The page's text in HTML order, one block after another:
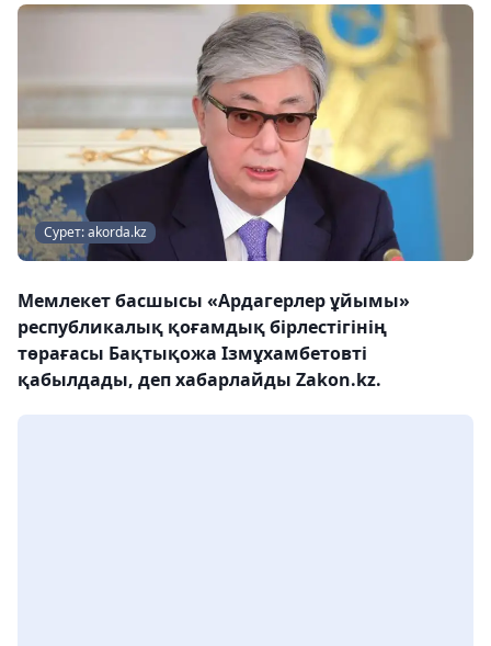
Сурет: akorda.kz
Мемлекет басшысы «Ардагерлер ұйымы»
республикалық қоғамдық бірлестігінің
төрағасы Бақтықожа Ізмұхамбетовті
қабылдады, деп хабарлайды Zakon.kz.